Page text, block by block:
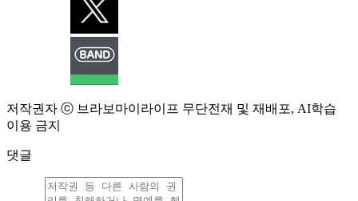
저작권자 ⓒ 브라보마이라이프 무단전재 및 재배포, AI학습
이용 금지
댓글